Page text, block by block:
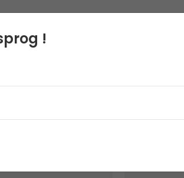
stol Campfire
!